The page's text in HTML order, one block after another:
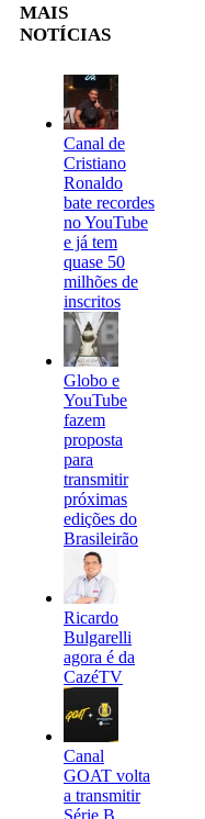
MAIS
NOTÍCIAS
Canal de
Cristiano
Ronaldo
bate recordes
no YouTube
e já tem
quase 50
milhões de
inscritos
Globo e
YouTube
fazem
proposta
para
transmitir
próximas
edições do
Brasileirão
Ricardo
Bulgarelli
agora é da
CazéTV
Canal
GOAT volta
a transmitir
Série B